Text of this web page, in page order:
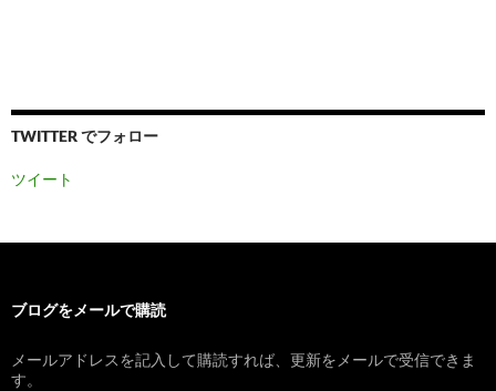
TWITTER でフォロー
ツイート
ブログをメールで購読
メールアドレスを記入して購読すれば、更新をメールで受信できま
す。